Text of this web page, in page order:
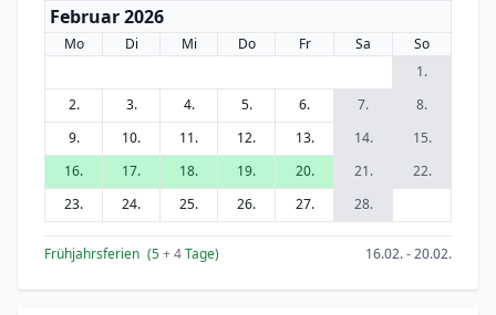
Februar 2026
Mo Di Mi Do Fr Sa
So
1.
2.
3. 4. 5. 6. 7.
8.
9.
10. 11. 12. 13. 14.
15.
16.
17. 18. 19. 20. 21.
22.
23.
24. 25. 26. 27. 28.
Frühjahrsferien (5+ 4Tage) 16.02. - 20.02.